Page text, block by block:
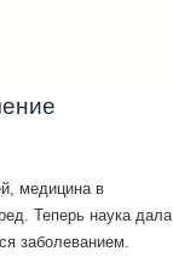
медицина в
Теперь наука дала
заболеванием.